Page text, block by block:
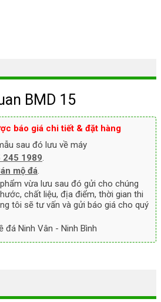
BMD 15
báo giá chi tiết & đặt hàng
sau đó lưu về máy
245 1989.
mộ đá.
vừa lưu sau đó gửi cho chúng
chất liệu, địa điểm, thời gian thi
tôi sẽ tư vấn và gửi báo giá cho quý
đá Ninh Vân - Ninh Bình